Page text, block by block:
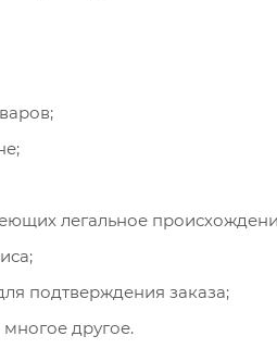
легальное
подтверждения заказа;
другое.